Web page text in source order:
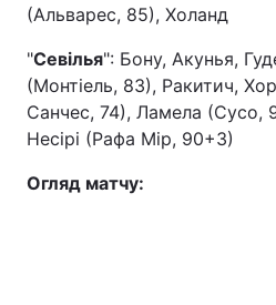
(Альварес, 85), Холанд
"Севілья": Бону, Акунья,
(Монтіель, 83), Ракитич,
Санчес, 74), Ламела (Сусо,
Несірі (Рафа Мір, 90+3)
Огляд матчу: